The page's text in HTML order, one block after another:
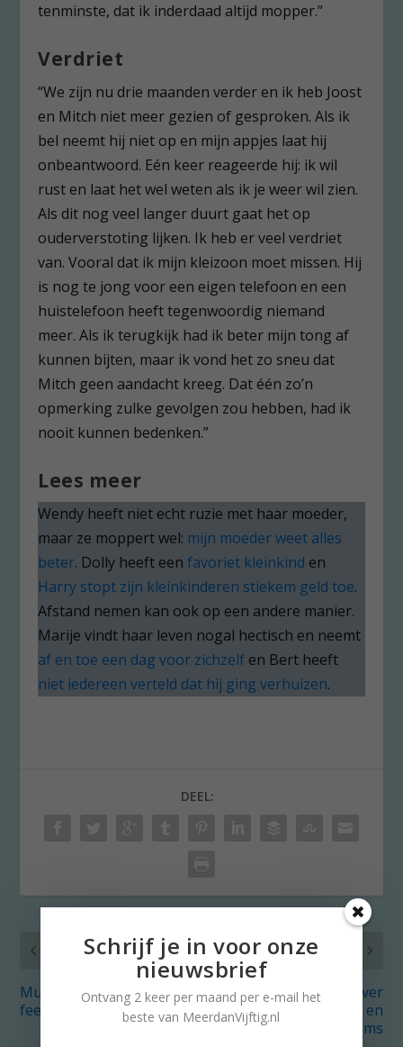
tenminste, dat ik inderdaad altijd mopper.”
Verdriet
“We zijn nu drie maanden verder en ik heb Joost
en Mitch niet meer gezien of gesproken. Als ik
bel neemt hij niet op en mijn appjes laat hij
onbeantwoord. Eén keer reageerde hij: ik wil
rust en laat het wel weten als ik je weer wil zien.
Als dit nog veel langer duurt gaat het op
ouderverstoting lijken. Ik heb er veel verdriet
van. Vooral dat ik mijn kleizoon moet missen. Hij
is nog te jong voor een eigen telefoon en een
huistelefoon heeft tegenwoordig niemand
meer. Als ik terugkijk had ik beter mijn tong af
kunnen bijten, maar ik vond het zo sneu dat
Mitch geen aandacht kreeg. Dat één zo’n
opmerking zulke gevolgen zou hebben, had ik
nooit kunnen bedenken.”
Lees meer
Wendy heeft niet echt ruzie met haar moeder,
maar ze moppert wel: mijn moeder weet alles
beter. Dolly heeft eenfavoriet kleinkind en
Harry stopt zijn kleinkinderen stiekem geld toe.
Afstand nemen kan ook op een andere manier.
Marije vindt haar leven nogal hectisch en neemt
af en toe een dag voor zichzelf en Bert heeft
niet iedereen verteld dat hij ging verhuizen.
DEEL:
VORIG
Musical: meer dan
feestelijk uitje
VOLGENDE
Nostalgie: over
kanariepietjes en
poesiealbums
Schrijf je in voor onze
nieuwsbrief
Ontvang 2 keer per maand per e-mail het
beste van MeerdanVijftig.nl